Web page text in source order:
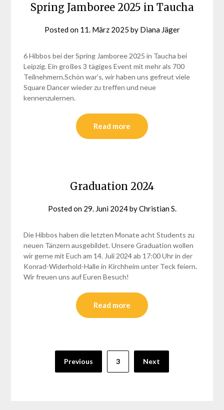
Spring Jamboree 2025 in Taucha
Posted on 11. März 2025 by Diana Jäger
6 Hibbos bei der Spring Jamboree 2025 in Taucha bei
Leipzig. Ein großes 3 tägiges Event mit mehr als 700
Teilnehmern.Schön war’s, wir haben uns gefreut viele
Square Dancer wieder zu treffen und neue
kennenzulernen.
Read more
Graduation 2024
Posted on 29. Juni 2024byChristian S.
Die Hibbos haben die letzten Monate acht Students zu
neuen Tänzern ausgebildet. Unsere Graduation wollen
wir gerne mit Euch am 14. Juli 2024 ab 17:00 Uhr in der
Konrad-Widerhold-Halle in Kirchheim unter Teck feiern.
Wir freuen uns auf Euren Besuch!
Read more
Seitennummerierung
Previous 3 Next